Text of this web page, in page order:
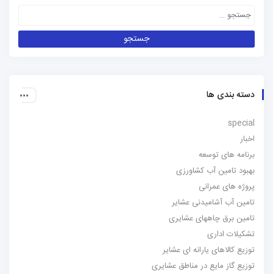
بندی ها
های توسعه
تامین آب کشاورزی
های عمرانی
آب آشامیدنی عشایر
برق چاههای عشایری
اداری
کالاهای یارانه ای عشایر
گاز مایع در مناطق عشایری